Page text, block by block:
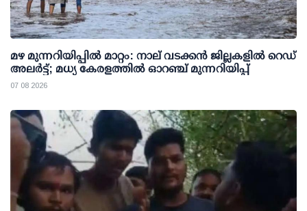
മഴ മുന്നറിയിപ്പില്‍ മാറ്റം: നാല് വടക്കന്‍ ജില്ലകളില്‍ റെഡ്
അലര്‍ട്ട്; മധ്യ കേരളത്തില്‍ ഓറഞ്ച് മുന്നറിയിപ്പ്
07 08 2026